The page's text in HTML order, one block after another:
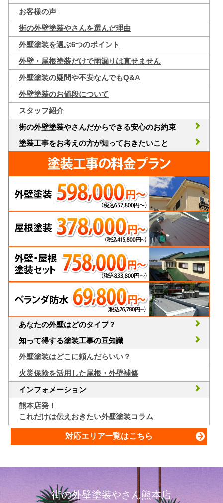
お客様の声
街の外壁塗装やさんを選んだ理由
外壁塗装を選ぶ6つのポイント
外壁・屋根塗装だけで雨漏りは直せません
外壁塗装の疑問や不安なんでもQ&A
外壁塗装のお値段について
スタッフ紹介
街の外壁塗装やさんだからできる安心のお約束
塗装工事をお考えの方が知っておきたいこと
あなたの外壁はどのタイプ？
知って得する塗装工事の豆知識
外壁塗装はどこに頼んだらいい？
火災保険を活用した屋根・外壁補修
インフォメーション
熊本店発！
これだけは伝えおきたい外壁塗装コラム
対応エリア一覧はこちら
街の外壁塗装やさん熊本店